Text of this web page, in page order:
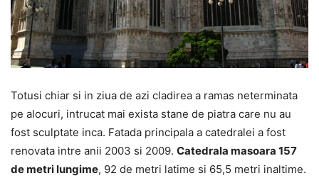
Totusi chiar si in ziua de azi cladirea a ramas neterminata
pe alocuri, intrucat mai exista stane de piatra care nu au
fost sculptate inca. Fatada principala a catedralei a fost
renovata intre anii 2003 si 2009. Catedrala masoara 157
de metri lungime, 92 de metri latime si 65,5 metri inaltime.